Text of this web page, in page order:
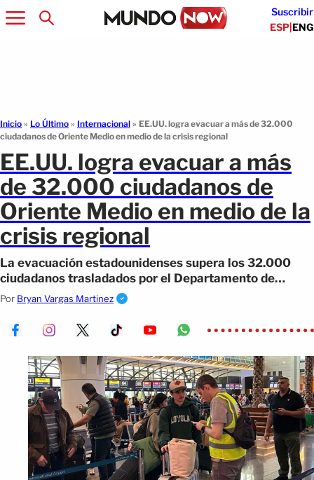
Suscribir
ESP|ENG
Inicio » Lo Último » Internacional » EE.UU. logra evacuar a más de 32.000
ciudadanos de Oriente Medio en medio de la crisis regional
EE.UU. logra evacuar a más
de 32.000 ciudadanos de
Oriente Medio en medio de la
crisis regional
La evacuación estadounidenses supera los 32.000
ciudadanos trasladados por el Departamento de
Estado en medio de la crisis regional.
Por Bryan Vargas Martinez